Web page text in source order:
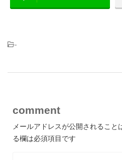
-
comment
メールアドレスが公開されること
る欄は必須項目です